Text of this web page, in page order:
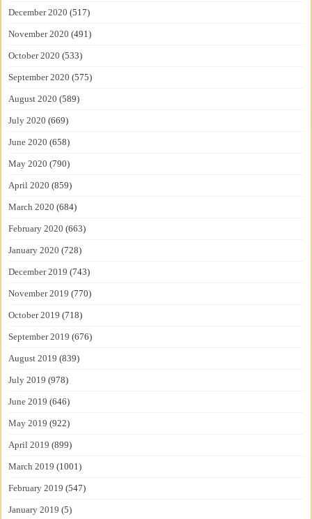
December 2020 (517)
November 2020 (491)
October 2020 (533)
September 2020 (575)
August 2020 (589)
July 2020 (669)
June 2020 (658)
May 2020 (790)
April 2020 (859)
March 2020 (684)
February 2020 (663)
January 2020 (728)
December 2019 (743)
November 2019 (770)
October 2019 (718)
September 2019 (676)
August 2019 (839)
July 2019 (978)
June 2019 (646)
May 2019 (922)
April 2019 (899)
March 2019 (1001)
February 2019 (547)
January 2019 (5)